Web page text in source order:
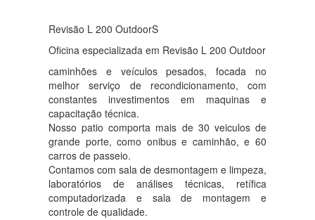
Revisão L 200 OutdoorS
Oficina especializada em Revisão L 200 Outdoor
caminhões e veículos pesados, focada no
melhor serviço de recondicionamento, com
constantes investimentos em maquinas e
capacitação técnica.
Nosso patio comporta mais de 30 veiculos de
grande porte, como onibus e caminhão, e 60
carros de passeio.
Contamos com sala de desmontagem e limpeza,
laboratórios de análises técnicas, retífica
computadorizada e sala de montagem e
controle de qualidade.